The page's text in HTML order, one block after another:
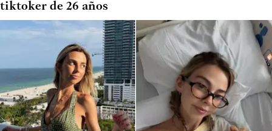
tiktoker de 26 años